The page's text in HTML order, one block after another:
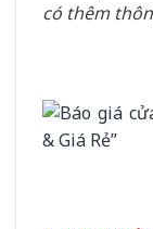
có thêm